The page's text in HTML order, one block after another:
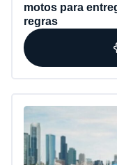
motos para
regras